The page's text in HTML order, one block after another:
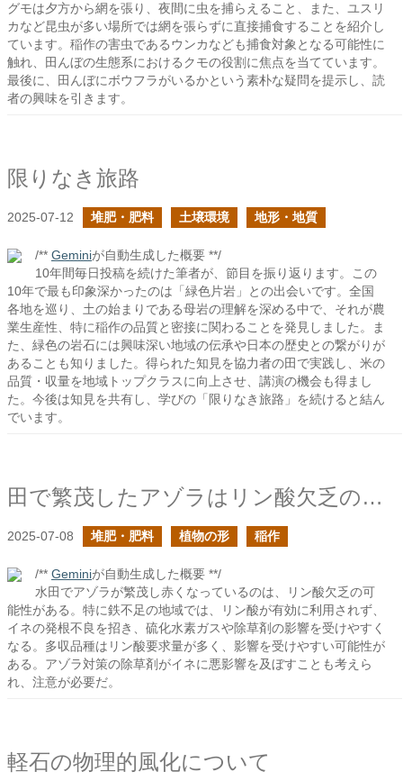
グモは夕方から網を張り、夜間に虫を捕らえること、また、ユスリ
カなど昆虫が多い場所では網を張らずに直接捕食することを紹介し
ています。稲作の害虫であるウンカなども捕食対象となる可能性に
触れ、田んぼの生態系におけるクモの役割に焦点を当てています。
最後に、田んぼにボウフラがいるかという素朴な疑問を提示し、読
者の興味を引きます。
限りなき旅路
2025-07-12 堆肥・肥料 土壌環境 地形・地質
/** Geminiが自動生成した概要 **/
10年間毎日投稿を続けた筆者が、節目を振り返ります。この
10年で最も印象深かったのは「緑色片岩」との出会いです。全国
各地を巡り、土の始まりである母岩の理解を深める中で、それが農
業生産性、特に稲作の品質と密接に関わることを発見しました。ま
た、緑色の岩石には興味深い地域の伝承や日本の歴史との繋がりが
あることも知りました。得られた知見を協力者の田で実践し、米の
品質・収量を地域トップクラスに向上させ、講演の機会も得まし
た。今後は知見を共有し、学びの「限りなき旅路」を続けると結ん
でいます。
田で繁茂したアゾラはリン酸欠乏の指標になるのでは？
2025-07-08 堆肥・肥料 植物の形 稲作
/** Geminiが自動生成した概要 **/
水田でアゾラが繁茂し赤くなっているのは、リン酸欠乏の可
能性がある。特に鉄不足の地域では、リン酸が有効に利用されず、
イネの発根不良を招き、硫化水素ガスや除草剤の影響を受けやすく
なる。多収品種はリン酸要求量が多く、影響を受けやすい可能性が
ある。アゾラ対策の除草剤がイネに悪影響を及ぼすことも考えら
れ、注意が必要だ。
軽石の物理的風化について